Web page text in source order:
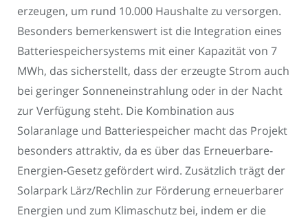
erzeugen, um rund 10.000 Haushalte zu versorgen.
Besonders bemerkenswert ist die Integration eines
Batteriespeichersystems mit einer Kapazität von 7
MWh, das sicherstellt, dass der erzeugte Strom auch
bei geringer Sonneneinstrahlung oder in der Nacht
zur Verfügung steht. Die Kombination aus
Solaranlage und Batteriespeicher macht das Projekt
besonders attraktiv, da es über das Erneuerbare-
Energien-Gesetz gefördert wird. Zusätzlich trägt der
Solarpark Lärz/Rechlin zur Förderung erneuerbarer
Energien und zum Klimaschutz bei, indem er die